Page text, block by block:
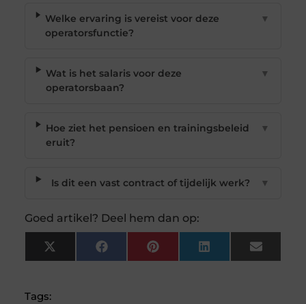
Welke ervaring is vereist voor deze
operatorsfunctie?
▼
Wat is het salaris voor deze
operatorsbaan?
▼
Hoe ziet het pensioen en trainingsbeleid
eruit?
▼
Is dit een vast contract of tijdelijk werk? ▼
Goed artikel? Deel hem dan op:
X
(Twitter)
FacebookPinterest LinkedIn Email
Tags: